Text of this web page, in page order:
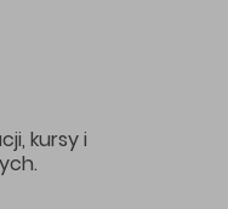
kursy i